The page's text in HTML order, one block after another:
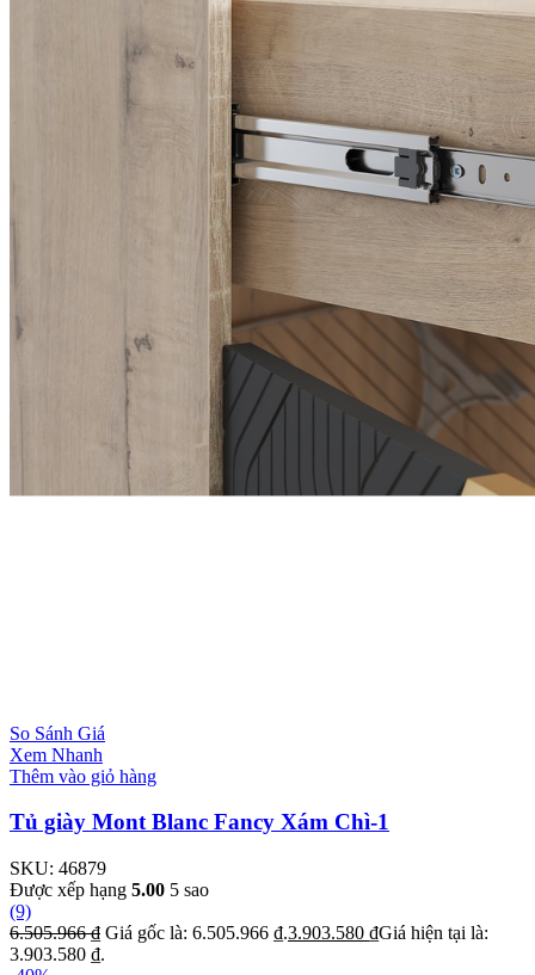
So Sánh Giá
Xem Nhanh
Thêm vào giỏ hàng
Tủ giày Mont Blanc Fancy Xám Chì-1
SKU: 46879
Được xếp hạng 5.00 5 sao
(9)
6.505.966₫ Giá gốc là: 6.505.966 ₫.3.903.580 ₫Giá hiện tại là:
3.903.580 ₫.